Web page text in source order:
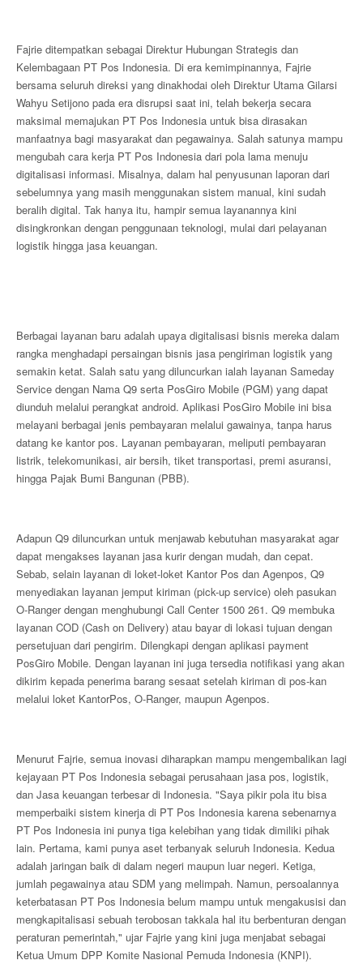
Fajrie ditempatkan sebagai Direktur Hubungan Strategis dan
Kelembagaan PT Pos Indonesia. Di era kemimpinannya, Fajrie
bersama seluruh direksi yang dinakhodai oleh Direktur Utama Gilarsi
Wahyu Setijono pada era disrupsi saat ini, telah bekerja secara
maksimal memajukan PT Pos Indonesia untuk bisa dirasakan
manfaatnya bagi masyarakat dan pegawainya. Salah satunya mampu
mengubah cara kerja PT Pos Indonesia dari pola lama menuju
digitalisasi informasi. Misalnya, dalam hal penyusunan laporan dari
sebelumnya yang masih menggunakan sistem manual, kini sudah
beralih digital. Tak hanya itu, hampir semua layanannya kini
disingkronkan dengan penggunaan teknologi, mulai dari pelayanan
logistik hingga jasa keuangan.
Berbagai layanan baru adalah upaya digitalisasi bisnis mereka dalam
rangka menghadapi persaingan bisnis jasa pengiriman logistik yang
semakin ketat. Salah satu yang diluncurkan ialah layanan Sameday
Service dengan Nama Q9 serta PosGiro Mobile (PGM) yang dapat
diunduh melalui perangkat android. Aplikasi PosGiro Mobile ini bisa
melayani berbagai jenis pembayaran melalui gawainya, tanpa harus
datang ke kantor pos. Layanan pembayaran, meliputi pembayaran
listrik, telekomunikasi, air bersih, tiket transportasi, premi asuransi,
hingga Pajak Bumi Bangunan (PBB).
Adapun Q9 diluncurkan untuk menjawab kebutuhan masyarakat agar
dapat mengakses layanan jasa kurir dengan mudah, dan cepat.
Sebab, selain layanan di loket-loket Kantor Pos dan Agenpos, Q9
menyediakan layanan jemput kiriman (pick-up service) oleh pasukan
O-Ranger dengan menghubungi Call Center 1500 261. Q9 membuka
layanan COD (Cash on Delivery) atau bayar di lokasi tujuan dengan
persetujuan dari pengirim. Dilengkapi dengan aplikasi payment
PosGiro Mobile. Dengan layanan ini juga tersedia notifikasi yang akan
dikirim kepada penerima barang sesaat setelah kiriman di pos-kan
melalui loket KantorPos, O-Ranger, maupun Agenpos.
Menurut Fajrie, semua inovasi diharapkan mampu mengembalikan lagi
kejayaan PT Pos Indonesia sebagai perusahaan jasa pos, logistik,
dan Jasa keuangan terbesar di Indonesia. "Saya pikir pola itu bisa
memperbaiki sistem kinerja di PT Pos Indonesia karena sebenarnya
PT Pos Indonesia ini punya tiga kelebihan yang tidak dimiliki pihak
lain. Pertama, kami punya aset terbanyak seluruh Indonesia. Kedua
adalah jaringan baik di dalam negeri maupun luar negeri. Ketiga,
jumlah pegawainya atau SDM yang melimpah. Namun, persoalannya
keterbatasan PT Pos Indonesia belum mampu untuk mengakusisi dan
mengkapitalisasi sebuah terobosan takkala hal itu berbenturan dengan
peraturan pemerintah," ujar Fajrie yang kini juga menjabat sebagai
Ketua Umum DPP Komite Nasional Pemuda Indonesia (KNPI).